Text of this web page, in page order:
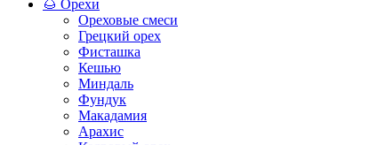
🌰 Орехи
Ореховые смеси
Грецкий орех
Фисташка
Кешью
Миндаль
Фундук
Макадамия
Арахис